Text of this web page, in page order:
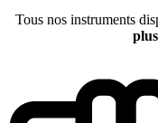
Tous nos instruments